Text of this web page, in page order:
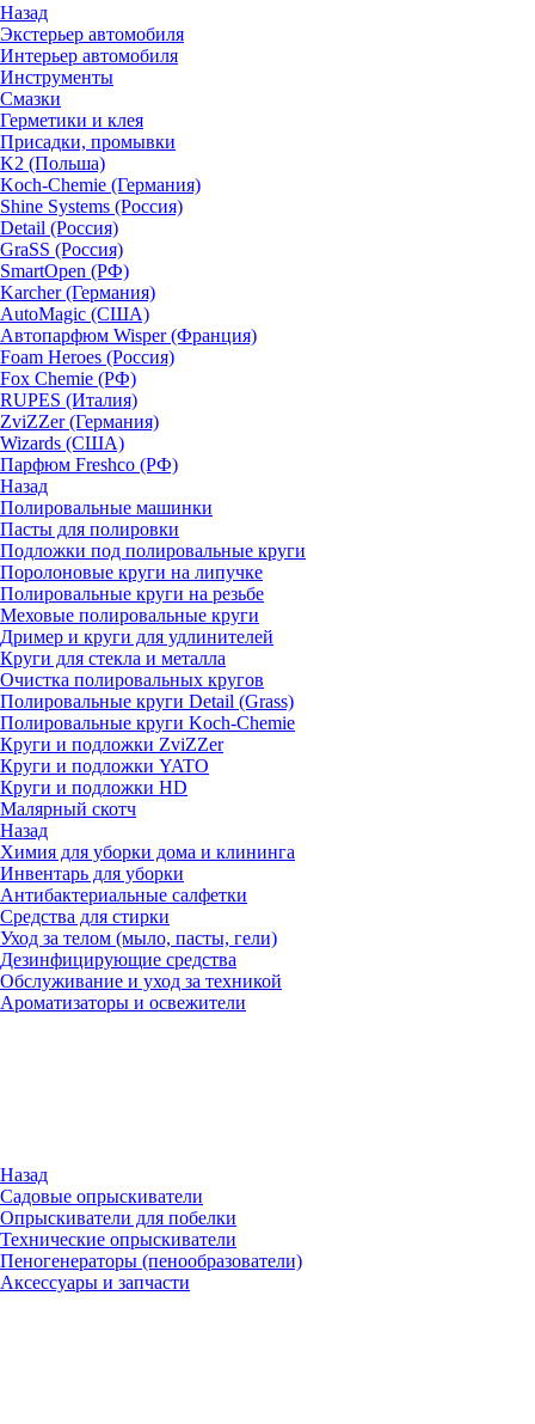
Назад
Экстерьер автомобиля
Интерьер автомобиля
Инструменты
Смазки
Герметики и клея
Присадки, промывки
K2 (Польша)
Koch-Chemie (Германия)
Shine Systems (Россия)
Detail (Россия)
GraSS (Россия)
SmartOpen (РФ)
Karcher (Германия)
AutoMagic (США)
Автопарфюм Wisper (Франция)
Foam Heroes (Россия)
Fox Chemie (РФ)
RUPES (Италия)
ZviZZer (Германия)
Wizards (США)
Парфюм Freshco (РФ)
Назад
Полировальные машинки
Пасты для полировки
Подложки под полировальные круги
Поролоновые круги на липучке
Полировальные круги на резьбе
Меховые полировальные круги
Дример и круги для удлинителей
Круги для стекла и металла
Очистка полировальных кругов
Полировальные круги Detail (Grass)
Полировальные круги Koch-Chemie
Круги и подложки ZviZZer
Круги и подложки YATO
Круги и подложки HD
Малярный скотч
Назад
Химия для уборки дома и клининга
Инвентарь для уборки
Антибактериальные салфетки
Средства для стирки
Уход за телом (мыло, пасты, гели)
Дезинфицирующие средства
Обслуживание и уход за техникой
Ароматизаторы и освежители
Назад
Садовые опрыскиватели
Опрыскиватели для побелки
Технические опрыскиватели
Пеногенераторы (пенообразователи)
Аксессуары и запчасти